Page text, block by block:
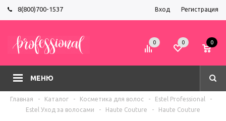
8(800)700-1537 Вход Регистрация
МЕНЮ
0 0 0
Главная - Каталог - Косметика для волос - Estel Professional
-
Estel Уход за волосами
- Haute Couture - Haute Couture